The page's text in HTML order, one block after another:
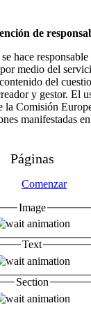
de
hace
medio del
del
y gestor. El
Comisión
manifestadas
Páginas
Comenzar
Image
Text
Section